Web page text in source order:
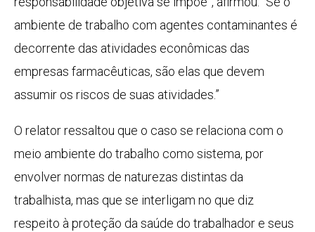
ambiente de trabalho com agentes contaminantes é
decorrente das atividades econômicas das
empresas farmacêuticas, são elas que devem
assumir os riscos de suas atividades.”
O relator ressaltou que o caso se relaciona com o
meio ambiente do trabalho como sistema, por
envolver normas de naturezas distintas da
trabalhista, mas que se interligam no que diz
respeito à proteção da saúde do trabalhador e seus